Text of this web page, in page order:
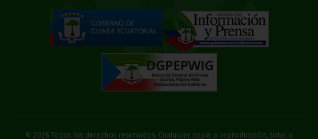
© 2026 Todos los derechos reservados. Cualquier copia o reproducción, total o